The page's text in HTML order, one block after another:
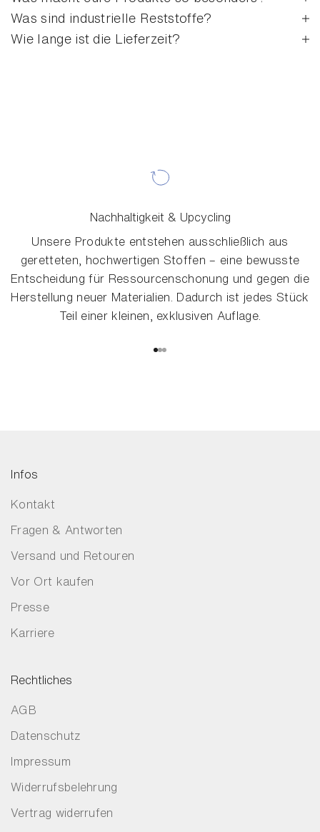
Was sind industrielle Reststoffe?
Wie lange ist die Lieferzeit?
Nachhaltigkeit & Upcycling
Unsere Produkte entstehen ausschließlich aus
geretteten, hochwertigen Stoffen – eine bewusste
Entscheidung für Ressourcenschonung und gegen die
Herstellung neuer Materialien. Dadurch ist jedes Stück
Teil einer kleinen, exklusiven Auflage.
Gehe zu Element 1
Gehe zu Element 2
Gehe zu Element 3
Infos
Kontakt
Fragen & Antworten
Versand und Retouren
Vor Ort kaufen
Presse
Karriere
Rechtliches
AGB
Datenschutz
Impressum
Widerrufsbelehrung
Vertrag widerrufen